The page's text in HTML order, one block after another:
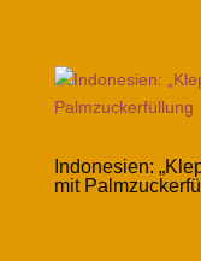
Indonesien:
mit